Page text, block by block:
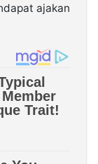
ajakan